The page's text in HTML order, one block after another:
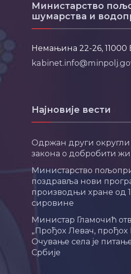
Министарство
шумарства и
Немањина 22-26, 11000
Најновије вести
Одржан други округли
закона о добробити
Министарство
поздравља нови
производњи хране од
сировине
Министар Гламочић
„Прођох Левач, прођох
Очување села је
Србије